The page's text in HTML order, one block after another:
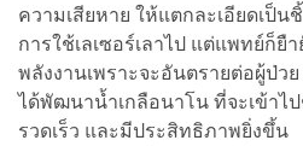
ความเสียหาย ให้แตกละเอียดเป็
การใช้เลเซอร์เลาไป แต่แพทย์ก็ยื
พลังงานเพราะจะอันตรายต่อผู้ป่ว
ได้พัฒนาน้ำเกลือนาโน ที่จะเข้าไ
รวดเร็ว และมีประสิทธิภาพยิ่งขึ้น